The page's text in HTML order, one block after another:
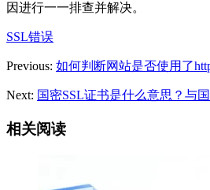
因进行一一排查并解决。
SSL错误
Previous: 如何判断网站是否使用了
Next: 国密SSL证书是什么意思？与
相关阅读